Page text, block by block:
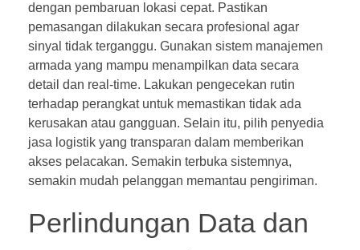
dengan pembaruan lokasi cepat. Pastikan
pemasangan dilakukan secara profesional agar
sinyal tidak terganggu. Gunakan sistem manajemen
armada yang mampu menampilkan data secara
detail dan real-time. Lakukan pengecekan rutin
terhadap perangkat untuk memastikan tidak ada
kerusakan atau gangguan. Selain itu, pilih penyedia
jasa logistik yang transparan dalam memberikan
akses pelacakan. Semakin terbuka sistemnya,
semakin mudah pelanggan memantau pengiriman.
Perlindungan Data dan